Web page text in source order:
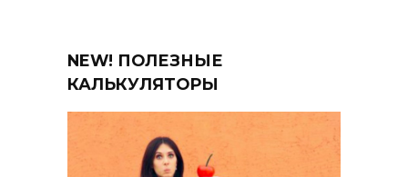
NEW! ПОЛЕЗНЫЕ
КАЛЬКУЛЯТОРЫ